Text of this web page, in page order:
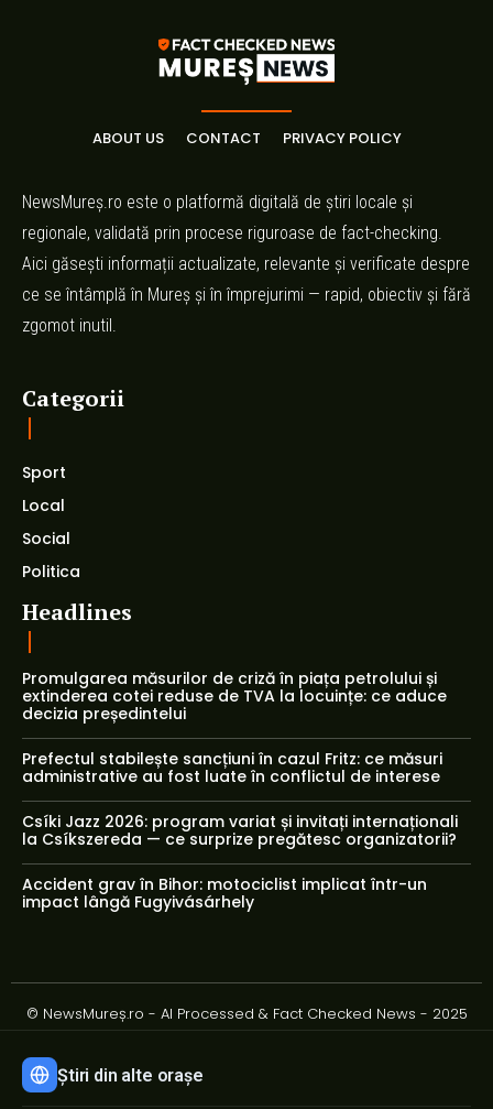
ABOUT US CONTACT PRIVACY POLICY
NewsMureș.ro este o platformă digitală de știri locale și
regionale, validată prin procese riguroase de fact-checking.
Aici găsești informații actualizate, relevante și verificate despre
ce se întâmplă în Mureș și în împrejurimi — rapid, obiectiv și fără
zgomot inutil.
Categorii
Sport
Local
Social
Politica
Headlines
Promulgarea măsurilor de criză în piața petrolului și
extinderea cotei reduse de TVA la locuințe: ce aduce
decizia președintelui
Prefectul stabilește sancțiuni în cazul Fritz: ce măsuri
administrative au fost luate în conflictul de interese
Csíki Jazz 2026: program variat și invitați internaționali
la Csíkszereda — ce surprize pregătesc organizatorii?
Accident grav în Bihor: motociclist implicat într-un
impact lângă Fugyivásárhely
© NewsMureș.ro - AI Processed & Fact Checked News - 2025
Știri din alte orașe